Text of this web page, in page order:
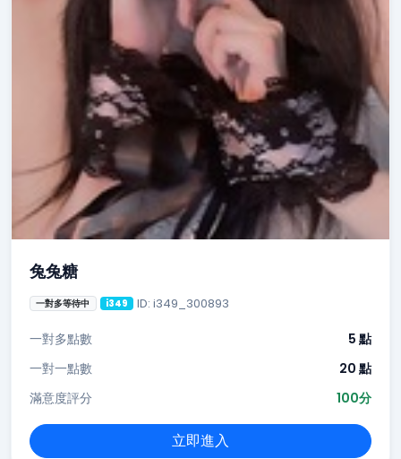
兔兔糖
一對多等待中 i349 ID: i349_300893
一對多點數
5 點
一對一點數
20 點
滿意度評分
100分
立即進入